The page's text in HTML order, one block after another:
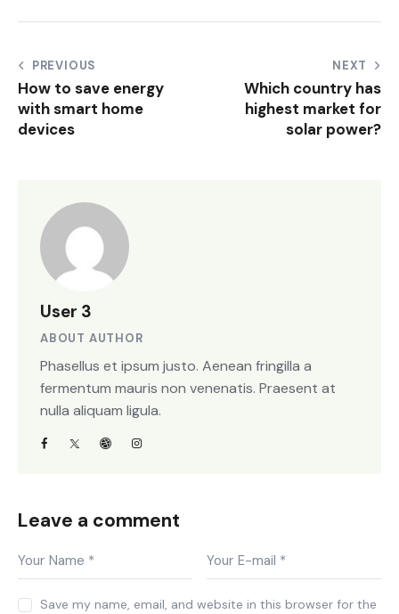
PREVIOUS
How to save energy
with smart home
devices
NEXT
Which country has
highest market for
solar power?
User 3
ABOUT AUTHOR
Phasellus et ipsum justo. Aenean fringilla a
fermentum mauris non venenatis. Praesent at
nulla aliquam ligula.
Leave a comment
Save my name, email, and website in this browser for the